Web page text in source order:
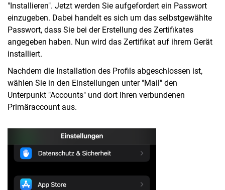
"Installieren". Jetzt werden Sie aufgefordert ein Passwort
einzugeben. Dabei handelt es sich um das selbstgewählte
Passwort, dass Sie bei der Erstellung des Zertifikates
angegeben haben. Nun wird das Zertifikat auf ihrem Gerät
installiert.
Nachdem die Installation des Profils abgeschlossen ist,
wählen Sie in den Einstellungen unter "Mail" den
Unterpunkt "Accounts" und dort Ihren verbundenen
Primäraccount aus.